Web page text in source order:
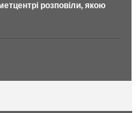
розповіли, якою